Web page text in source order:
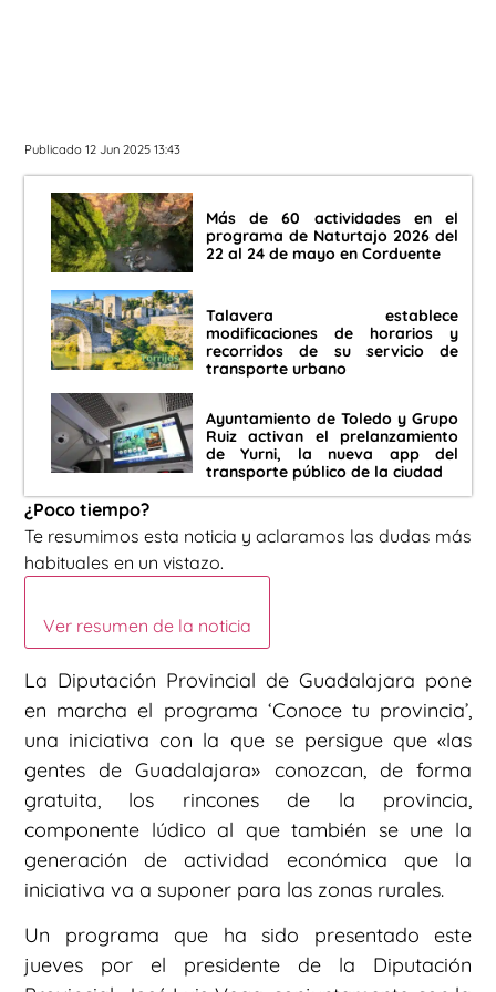
Publicado 12 Jun 2025 13:43
Más de 60 actividades en el
programa de Naturtajo 2026 del
22 al 24 de mayo en Corduente
Talavera establece
modificaciones de horarios y
recorridos de su servicio de
transporte urbano
Ayuntamiento de Toledo y Grupo
Ruiz activan el prelanzamiento
de Yurni, la nueva app del
transporte público de la ciudad
¿Poco tiempo?
Te resumimos esta noticia y aclaramos las dudas más
habituales en un vistazo.
Ver resumen de la noticia
La Diputación Provincial de Guadalajara pone
en marcha el programa ‘Conoce tu provincia’,
una iniciativa con la que se persigue que «las
gentes de Guadalajara» conozcan, de forma
gratuita, los rincones de la provincia,
componente lúdico al que también se une la
generación de actividad económica que la
iniciativa va a suponer para las zonas rurales.
Un programa que ha sido presentado este
jueves por el presidente de la Diputación